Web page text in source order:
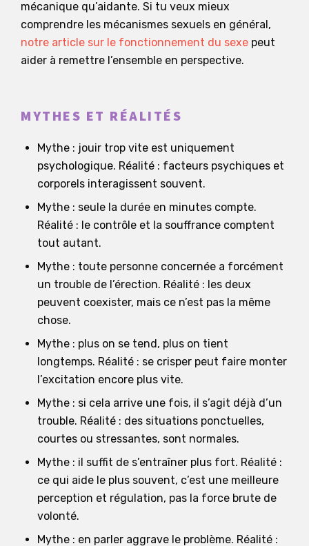
mécanique qu’aidante. Si tu veux mieux
comprendre les mécanismes sexuels en général,
notre article sur le fonctionnement du sexe peut
aider à remettre l’ensemble en perspective.
MYTHES ET RÉALITÉS
Mythe : jouir trop vite est uniquement
psychologique. Réalité : facteurs psychiques et
corporels interagissent souvent.
Mythe : seule la durée en minutes compte.
Réalité : le contrôle et la souffrance comptent
tout autant.
Mythe : toute personne concernée a forcément
un trouble de l’érection. Réalité : les deux
peuvent coexister, mais ce n’est pas la même
chose.
Mythe : plus on se tend, plus on tient
longtemps. Réalité : se crisper peut faire monter
l’excitation encore plus vite.
Mythe : si cela arrive une fois, il s’agit déjà d’un
trouble. Réalité : des situations ponctuelles,
courtes ou stressantes, sont normales.
Mythe : il suffit de s’entraîner plus fort. Réalité :
ce qui aide le plus souvent, c’est une meilleure
perception et régulation, pas la force brute de
volonté.
Mythe : en parler aggrave le problème. Réalité :